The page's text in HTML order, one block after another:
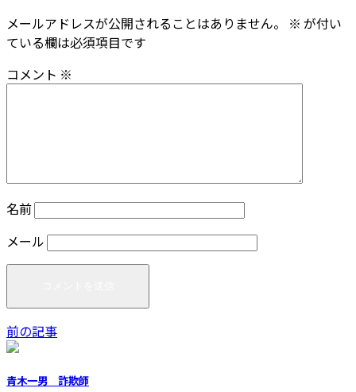
メールアドレスが公開されることはありません。 ※ が付い
ている欄は必須項目です
コメント ※
名前
メール
前の記事
青木一男 詐欺師